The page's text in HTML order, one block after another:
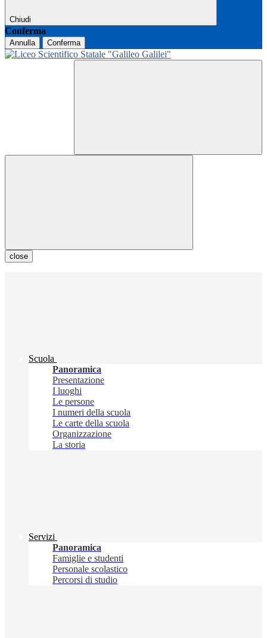
Chiudi
Conferma
Annulla Conferma
close
Scuola
Panoramica
Presentazione
I luoghi
Le persone
I numeri della scuola
Le carte della scuola
Organizzazione
La storia
Servizi
Panoramica
Famiglie e studenti
Personale scolastico
Percorsi di studio